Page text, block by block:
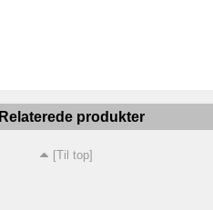
Relaterede produkter
[Til top]